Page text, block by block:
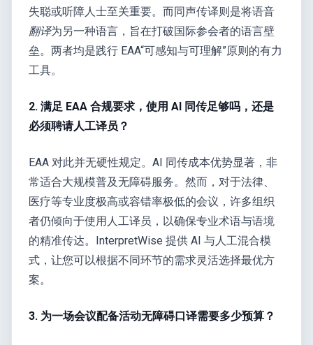
失聪或听障人士至关重要。而同声传译则是将语音
翻译为另一种语言，旨在打破国际参会者的语言壁
垒。两者均是践行 EAA“可感知与可理解”原则的有力
工具。
2. 满足 EAA 合规要求，使用 AI 同传足够吗，还是
必须聘请人工译员？
EAA 对此并无硬性规定。AI 同传成本优势显著，非
常适合大规模普及无障碍服务。然而，对于法律、
医疗等专业度极高或容错率极低的会议，许多组织
者仍倾向于使用人工译员，以确保专业术语与语境
的精准传达。InterpretWise 提供 AI 与人工混合模
式，让您可以根据不同环节的需求灵活选择最优方
案。
3. 为一场会议配备活动无障碍口译需要多少预算？